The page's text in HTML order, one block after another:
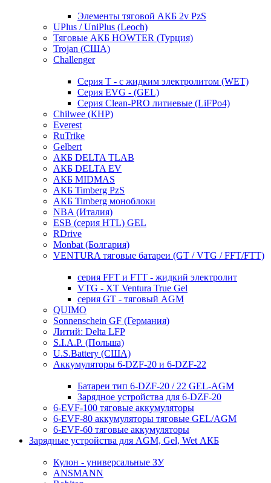
Элементы тяговой АКБ 2v PzS
UPlus / UniPlus (Leoch)
Тяговые АКБ HOWTER (Турция)
Trojan (США)
Challenger
Серия T - с жидким электролитом (WET)
Серия EVG - (GEL)
Серия Clean-PRO литиевые (LiFPo4)
Chilwee (КНР)
Everest
RuTrike
Gelbert
АКБ DELTA TLAB
АКБ DELTA EV
АКБ MIDMAS
АКБ Timberg PzS
АКБ Timberg моноблоки
NBA (Италия)
ESB (серия HTL) GEL
RDrive
Monbat (Болгария)
VENTURA тяговые батареи (GT / VTG / FFT/FTT)
серия FFT и FTT - жидкий электролит
VTG - XT Ventura True Gel
серия GT - тяговый AGM
QUIMO
Sonnenschein GF (Германия)
Литий: Delta LFP
S.I.A.P. (Польша)
U.S.Battery (США)
Аккумуляторы 6-DZF-20 и 6-DZF-22
Батареи тип 6-DZF-20 / 22 GEL-AGM
Зарядное устройства для 6-DZF-20
6-EVF-100 тяговые аккумуляторы
6-EVF-80 аккумуляторы тяговые GEL/AGM
6-EVF-60 тяговые аккумуляторы
Зарядные устройства для AGM, Gel, Wet АКБ
Кулон - универсальные ЗУ
ANSMANN